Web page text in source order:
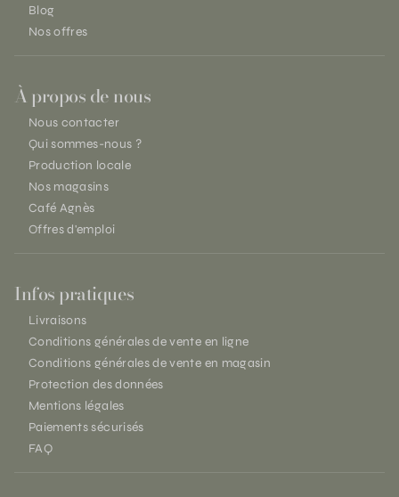
Blog
Nos offres
À propos de nous
Nous contacter
Qui sommes-nous ?
Production locale
Nos magasins
Café Agnès
Offres d'emploi
Infos pratiques
Livraisons
Conditions générales de vente en ligne
Conditions générales de vente en magasin
Protection des données
Mentions légales
Paiements sécurisés
FAQ